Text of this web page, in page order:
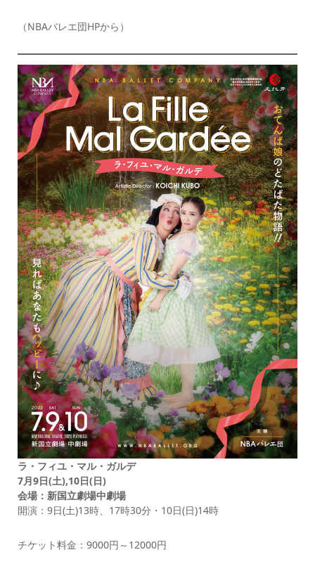
（NBAバレエ団HPから）
ラ・フィユ・マル・ガルデ
7月9日(土),10日(日)
会場：新国立劇場中劇場
開演：9日(土)13時、17時30分・10日(日)14時
チケット料金：9000円～12000円